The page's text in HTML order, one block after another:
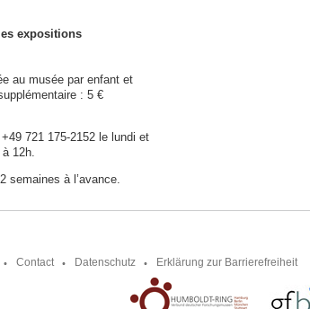
expositions
au musée par enfant et
: 5 €
721 175-2152 le lundi et
12h.
semaines à l’avance.
Contact Datenschutz Erklärung zur Barrierefreiheit